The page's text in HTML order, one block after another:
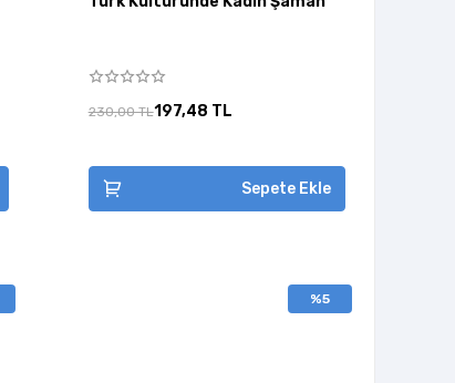
230,00 TL197,48 TL
Sepete Ekle
%5